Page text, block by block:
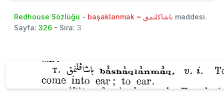
Redhouse Sözlüğü - başaklanmak ~ باشاكلنمق maddesi.
Sayfa: 326 - Sira: 3